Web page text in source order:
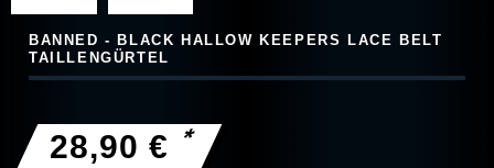
BANNED - BLACK HALLOW KEEPERS LACE BELT
TAILLENGÜRTEL
28,90 € *